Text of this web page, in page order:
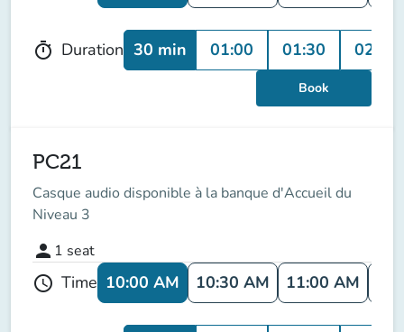
timer Duration 30 min 01:00 01:30 02:00
Book
PC21
Casque audio disponible à la banque d'Accueil du
Niveau 3
person 1 seat
schedule Time 10:00 AM 10:30 AM 11:00 AM